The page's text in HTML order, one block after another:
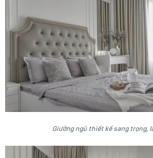
Giường ngủ thiết kế sang trọng,